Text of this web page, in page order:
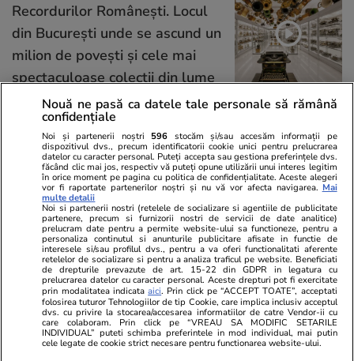
Recordurilor Românești. Locul
din București unde se ascund un
milion de povești și cele mai
spectaculoase colecții din lume
Inteligența artificială va
remodela economia mondială și
politica monetară
24 iul.
România fricii: Cum am ajuns să
Nouă ne pasă ca datele tale personale să rămână
confidențiale
Noi și partenerii noștri 596 stocăm și/sau accesăm informații pe
dispozitivul dvs., precum identificatorii cookie unici pentru prelucrarea
datelor cu caracter personal. Puteți accepta sau gestiona preferințele dvs.
făcând clic mai jos, respectiv vă puteți opune utilizării unui interes legitim
în orice moment pe pagina cu politica de confidențialitate. Aceste alegeri
vor fi raportate partenerilor noștri și nu vă vor afecta navigarea. Mai
multe detalii
Noi si partenerii nostri (retelele de socializare si agentiile de publicitate
partenere, precum si furnizorii nostri de servicii de date analitice)
prelucram date pentru a permite website-ului sa functioneze, pentru a
personaliza continutul si anunturile publicitare afisate in functie de
interesele si/sau profilul dvs., pentru a va oferi functionalitati aferente
retelelor de socializare si pentru a analiza traficul pe website. Beneficiati
de drepturile prevazute de art. 15-22 din GDPR in legatura cu
prelucrarea datelor cu caracter personal. Aceste drepturi pot fi exercitate
prin modalitatea indicataaici. Prin click pe “ACCEPT TOATE”, acceptati
folosirea tuturor Tehnologiilor de tip Cookie, care implica inclusiv acceptul
dvs. cu privire la stocarea/accesarea informatiilor de catre Vendor-ii cu
care colaboram. Prin click pe “VREAU SA MODIFIC SETARILE
INDIVIDUAL” puteti schimba preferintele in mod individual, mai putin
cele legate de cookie strict necesare pentru functionarea website-ului.